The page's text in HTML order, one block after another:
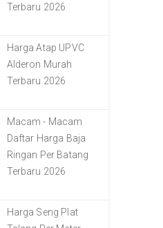
Terbaru 2026
Harga Atap UPVC
Alderon Murah
Terbaru 2026
Macam - Macam
Daftar Harga Baja
Ringan Per Batang
Terbaru 2026
Harga Seng Plat